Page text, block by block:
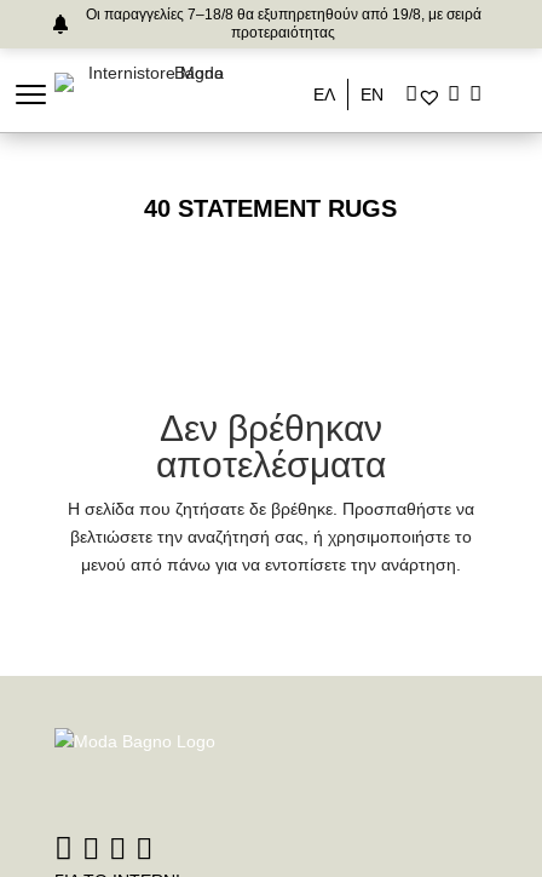
Οι παραγγελίες 7–18/8 θα εξυπηρετηθούν από 19/8, με σειρά
προτεραιότητας
ΕΛ ΕΝ
40 STATEMENT RUGS
Δεν βρέθηκαν
αποτελέσματα
Η σελίδα που ζητήσατε δε βρέθηκε. Προσπαθήστε να
βελτιώσετε την αναζήτησή σας, ή χρησιμοποιήστε το
μενού από πάνω για να εντοπίσετε την ανάρτηση.